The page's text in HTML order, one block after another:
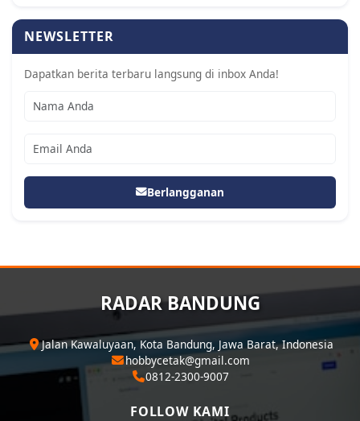
NEWSLETTER
Dapatkan berita terbaru langsung di inbox Anda!
Berlangganan
RADAR BANDUNG
Jalan Kawaluyaan, Kota Bandung, Jawa Barat, Indonesia
hobbycetak@gmail.com
0812-2300-9007
FOLLOW KAMI